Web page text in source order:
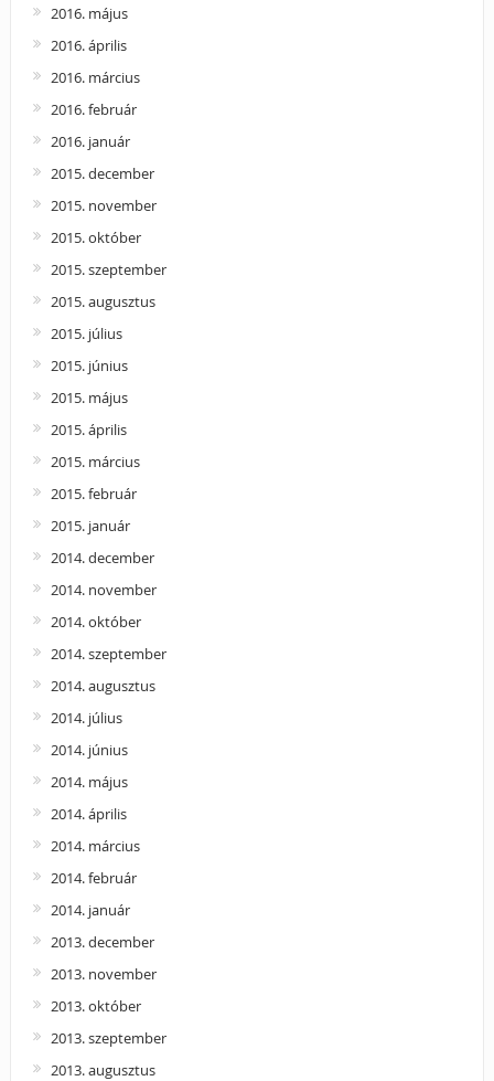
2016. május
2016. április
2016. március
2016. február
2016. január
2015. december
2015. november
2015. október
2015. szeptember
2015. augusztus
2015. július
2015. június
2015. május
2015. április
2015. március
2015. február
2015. január
2014. december
2014. november
2014. október
2014. szeptember
2014. augusztus
2014. július
2014. június
2014. május
2014. április
2014. március
2014. február
2014. január
2013. december
2013. november
2013. október
2013. szeptember
2013. augusztus